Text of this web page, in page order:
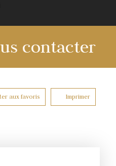
contacter
aux favoris Imprimer